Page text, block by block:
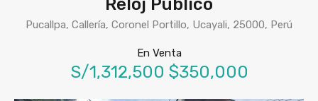
Reloj Público
Pucallpa, Callería, Coronel Portillo, Ucayali, 25000, Perú
En Venta
S/1,312,500 $350,000